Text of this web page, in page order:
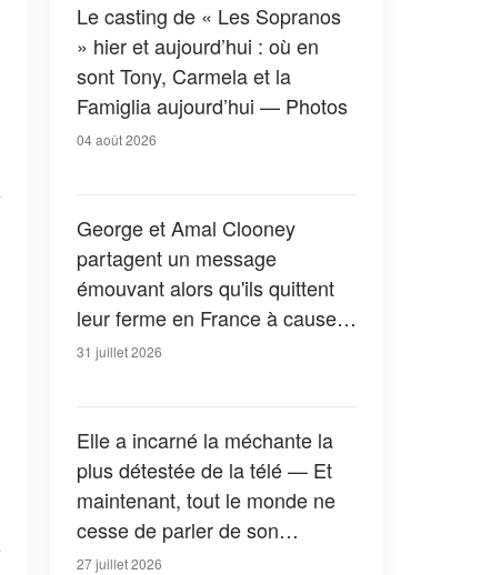
Le casting de « Les Sopranos
» hier et aujourd’hui : où en
sont Tony, Carmela et la
Famiglia aujourd’hui — Photos
04 août 2026
George et Amal Clooney
partagent un message
émouvant alors qu'ils quittent
leur ferme en France à cause
des feux de forêt — Tous les
31 juillet 2026
Elle a incarné la méchante la
plus détestée de la télé — Et
maintenant, tout le monde ne
cesse de parler de son
apparition dans la nouvelle
27 juillet 2026